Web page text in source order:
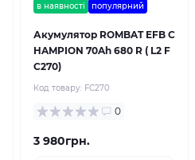
в наявності популярний
Акумулятор ROMBAT EFB C
HAMPION 70Ah 680 R ( L2 F
C270)
Код товару: FC270
0
3 980грн.